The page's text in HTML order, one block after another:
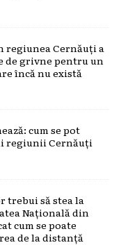
regiunea Cernăuți a
de grivne pentru un
încă nu există
cum se pot
regiunii Cernăuți
trebui să stea la
Națională din
cum se poate
de la distanță